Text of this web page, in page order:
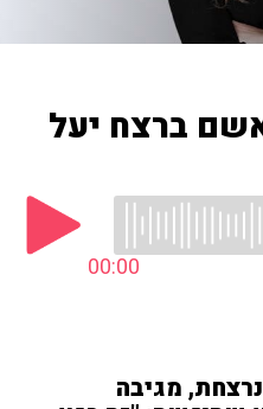
ברצח יעל
00:00
מגיבה